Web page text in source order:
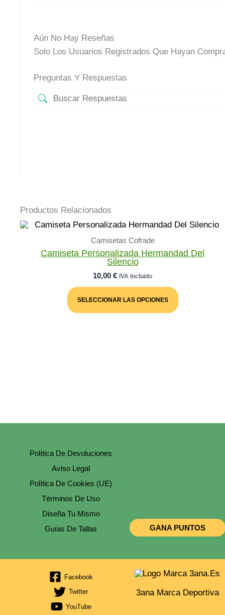
Aún No Hay Reseñas
Solo Los Usuarios Registrados Que Hayan
Preguntas Y Respuestas
Productos Relacionados
Camisetas Cofrade
Camiseta Personalizada Hermandad Del
Silencio
10,00 € IVA Incluido
SELECCIONAR LAS OPCIONES
Producto
Tiene
Política De Devoluciones
Aviso Legal
Política De Cookies (UE)
Términos De Uso
Diseña Tu Mismo
Guías De Tallas
GANA PUNTOS
Facebook
Twitter
YouTube
3ana Marca Deportiva